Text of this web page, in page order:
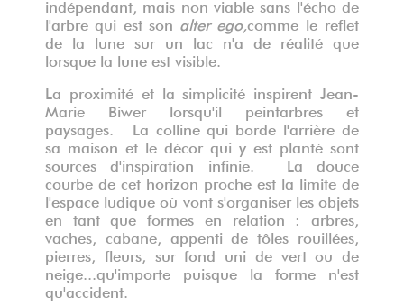
indépendant, mais non viable sans l'écho de
l'arbre qui est son alter ego, comme le reflet
de la lune sur un lac n'a de réalité que
lorsque la lune est visible.
La proximité et la simplicité inspirent Jean-
Marie Biwer lorsqu'il peint arbres et
paysages. La colline qui borde l'arrière de
sa maison et le décor qui y est planté sont
sources d'inspiration infinie. La douce
courbe de cet horizon proche est la limite de
l'espace ludique où vont s'organiser les objets
en tant que formes en relation : arbres,
vaches, cabane, appenti de tôles rouillées,
pierres, fleurs, sur fond uni de vert ou de
neige...qu'importe puisque la forme n'est
qu'accident.